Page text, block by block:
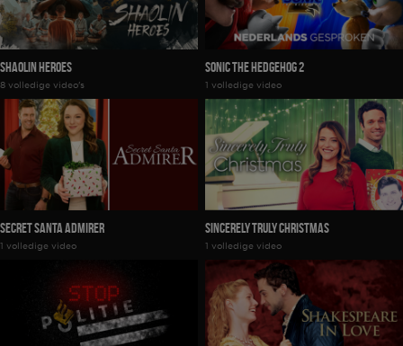
Shaolin Heroes
8 volledige video's
Sonic The Hedgehog 2
1 volledige video
Secret Santa Admirer
1 volledige video
Sincerely Truly Christmas
1 volledige video